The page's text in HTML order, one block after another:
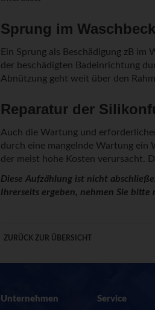
Sprung im
Ein Sprung als Beschädigung zB
der beschädigten Badeinrichtung
Abnützung geht weit über den
Reparatur der
Auch die Wartung und
durch eine mangelnde Wartung ein
der meist hohe Kosten verursacht.
Diese Aufzählung ist nicht
Ihrerseits ergeben, nehmen Sie bitte
ZURÜCK ZUR ÜBERSICHT
Unternehmen Service